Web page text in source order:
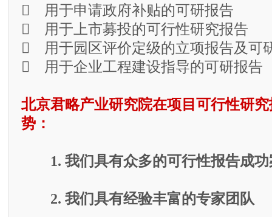
 用于申请政府补贴的可研报告
 用于上市募投的可行性研究报告
 用于园区评价定级的立项报告及可
 用于企业工程建设指导的可研报告
北京君略产业研究院在项目可行性研
势：
1. 我们具有众多的可行性报告成功
2. 我们具有经验丰富的专家团队